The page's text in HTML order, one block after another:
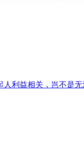
利益相关，岂不是